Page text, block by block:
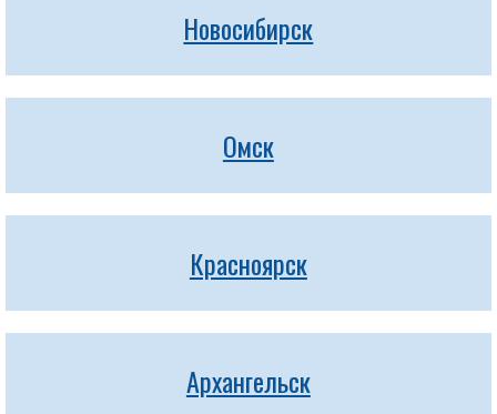
Новосибирск
Омск
Красноярск
Архангельск